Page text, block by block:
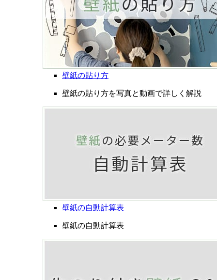
壁紙の貼り方
壁紙の貼り方を写真と動画で詳しく解説
壁紙の自動計算表
壁紙の自動計算表